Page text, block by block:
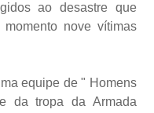
ao desastre que
nove vítimas
equipe de " Homens
da tropa da Armada